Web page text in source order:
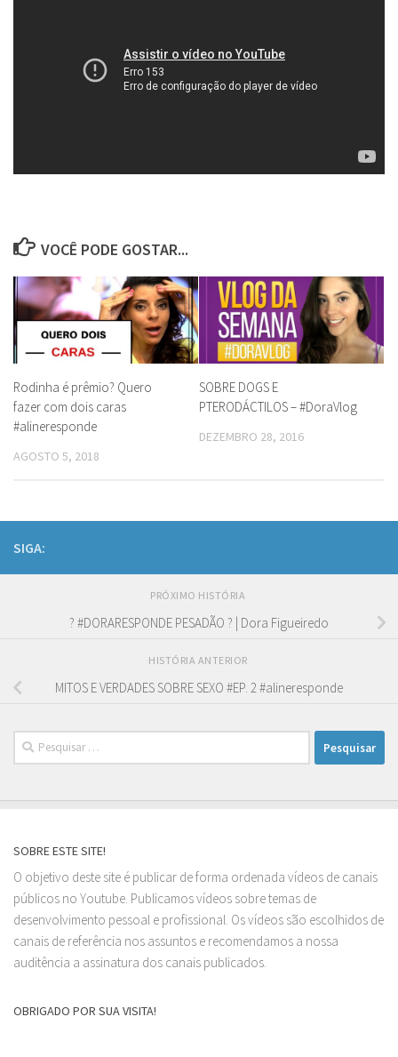
VOCÊ PODE GOSTAR...
Rodinha é prêmio? Quero
fazer com dois caras
#alineresponde
AGOSTO 5, 2018
SOBRE DOGS E
PTERODÁCTILOS – #DoraVlog
DEZEMBRO 28, 2016
SIGA:
PRÓXIMO HISTÓRIA
? #DORARESPONDE PESADÃO ? | Dora Figueiredo
HISTÓRIA ANTERIOR
MITOS E VERDADES SOBRE SEXO #EP. 2 #alineresponde
Pesquisar
por:
SOBRE ESTE SITE!
O objetivo deste site é publicar de forma ordenada vídeos de canais
públicos no Youtube. Publicamos vídeos sobre temas de
desenvolvimento pessoal e profissional. Os vídeos são escolhidos de
canais de referência nos assuntos e recomendamos a nossa
auditência a assinatura dos canais publicados.
OBRIGADO POR SUA VISITA!